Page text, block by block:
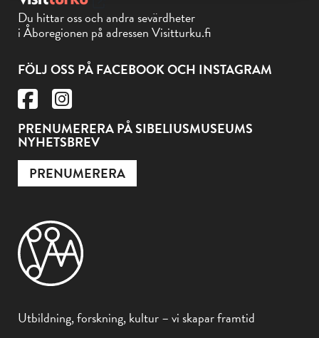
Du hittar oss och andra sevärdheter
i Åboregionen på adressen Visitturku.fi
FÖLJ OSS PÅ FACEBOOK OCH INSTAGRAM
PRENUMERERA PÅ SIBELIUSMUSEUMS
NYHETSBREV
PRENUMERERA
Utbildning, forskning, kultur – vi skapar framtid